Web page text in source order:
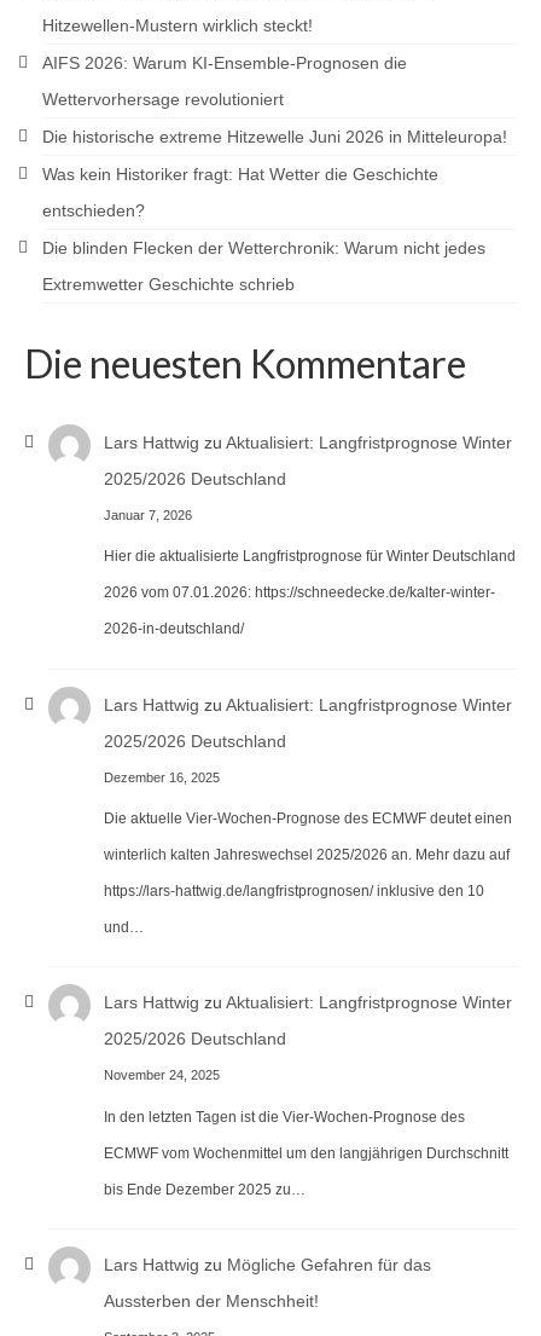
Hitzewellen-Mustern wirklich steckt!
AIFS 2026: Warum KI-Ensemble-Prognosen die
Wettervorhersage revolutioniert
Die historische extreme Hitzewelle Juni 2026 in Mitteleuropa!
Was kein Historiker fragt: Hat Wetter die Geschichte
entschieden?
Die blinden Flecken der Wetterchronik: Warum nicht jedes
Extremwetter Geschichte schrieb
Die neuesten Kommentare
Lars Hattwig zu Aktualisiert: Langfristprognose Winter
2025/2026 Deutschland
Januar 7, 2026
Hier die aktualisierte Langfristprognose für Winter Deutschland
2026 vom 07.01.2026: https://schneedecke.de/kalter-winter-
2026-in-deutschland/
Lars Hattwig zu Aktualisiert: Langfristprognose Winter
2025/2026 Deutschland
Dezember 16, 2025
Die aktuelle Vier-Wochen-Prognose des ECMWF deutet einen
winterlich kalten Jahreswechsel 2025/2026 an. Mehr dazu auf
https://lars-hattwig.de/langfristprognosen/ inklusive den 10
und…
Lars Hattwig zu Aktualisiert: Langfristprognose Winter
2025/2026 Deutschland
November 24, 2025
In den letzten Tagen ist die Vier-Wochen-Prognose des
ECMWF vom Wochenmittel um den langjährigen Durchschnitt
bis Ende Dezember 2025 zu…
Lars Hattwig zu Mögliche Gefahren für das
Aussterben der Menschheit!